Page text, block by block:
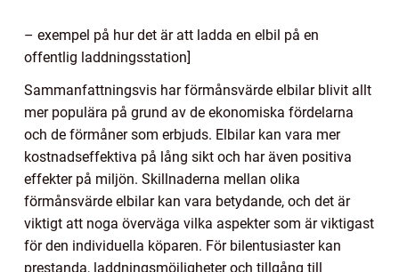
– exempel på hur det är att ladda en elbil på en
offentlig laddningsstation]
Sammanfattningsvis har förmånsvärde elbilar blivit allt
mer populära på grund av de ekonomiska fördelarna
och de förmåner som erbjuds. Elbilar kan vara mer
kostnadseffektiva på lång sikt och har även positiva
effekter på miljön. Skillnaderna mellan olika
förmånsvärde elbilar kan vara betydande, och det är
viktigt att noga överväga vilka aspekter som är viktigast
för den individuella köparen. För bilentusiaster kan
prestanda, laddningsmöjligheter och tillgång till